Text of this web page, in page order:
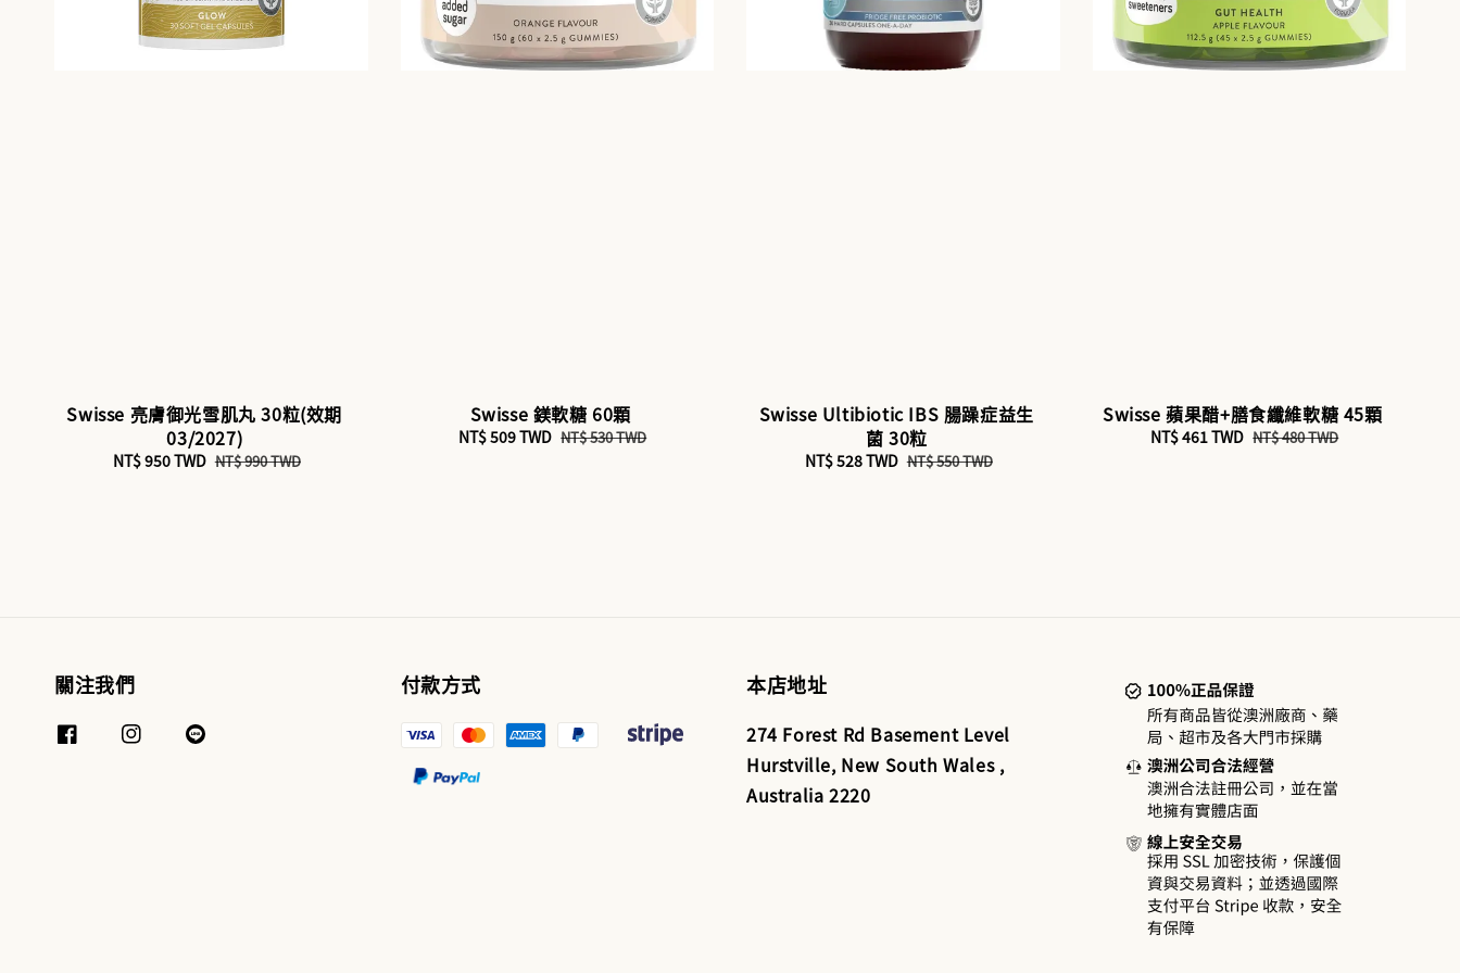
Swisse 亮膚御光雪肌丸 30粒(效期
03/2027)
Sale
NT$ 950 TWD Regular
NT$ 990 TWD
Swisse 鎂軟糖 60顆
Sale
NT$ 509 TWD Regular
NT$ 530 TWD
Swisse Ultibiotic IBS 腸躁症益生
菌 30粒
Sale
NT$ 528 TWD Regular
NT$ 550 TWD
Swisse 蘋果醋+膳食纖維軟糖 45顆
Sale
NT$ 461 TWD Regular
NT$ 480 TWD
關注我們 付款方式 本店地址
274 Forest Rd Basement Level
Hurstville, New South Wales ,
Australia 2220